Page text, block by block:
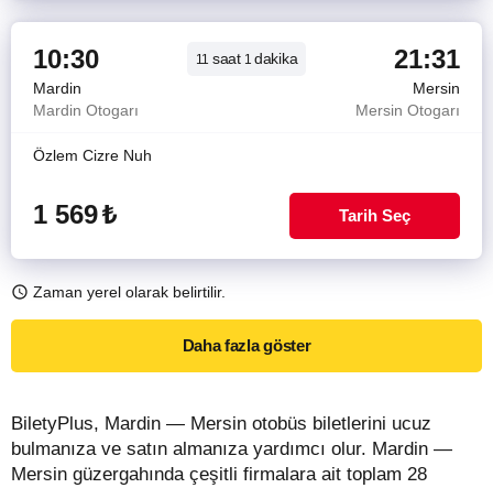
10:30 11 saat1 dakika 21:31
Mardin
Mersin
Mardin Otogarı
Mersin Otogarı
Özlem Cizre Nuh
1 569₺ Tarih Seç
Zaman yerel olarak belirtilir.
Daha fazla göster
BiletyPlus, Mardin — Mersin otobüs biletlerini ucuz
bulmanıza ve satın almanıza yardımcı olur. Mardin —
Mersin güzergahında çeşitli firmalara ait toplam 28